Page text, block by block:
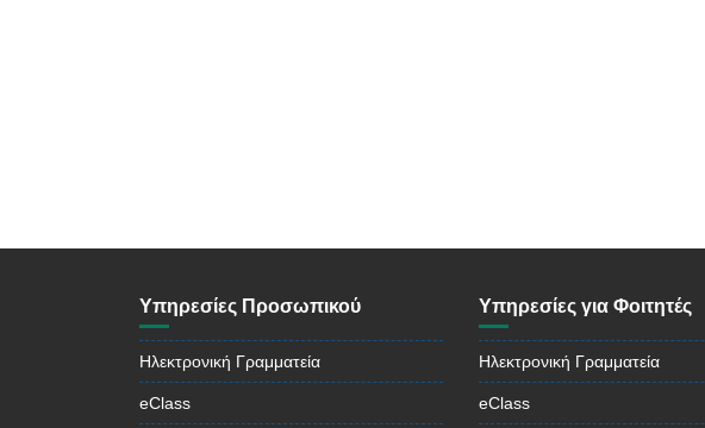
Υπηρεσίες Προσωπικού
Ηλεκτρονική Γραμματεία
eClass
Υπηρεσίες για Φοιτητές
Ηλεκτρονική Γραμματεία
eClass